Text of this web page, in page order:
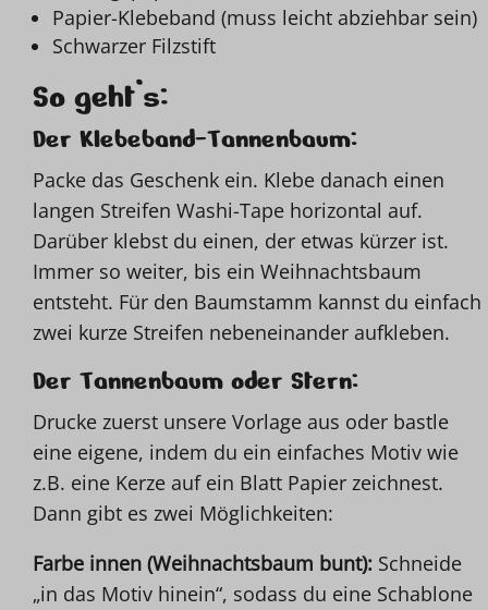
Papier-Klebeband (muss leicht abziehbar sein)
Schwarzer Filzstift
So geht’s:
Der Klebeband-Tannenbaum:
Packe das Geschenk ein. Klebe danach einen
langen Streifen Washi-Tape horizontal auf.
Darüber klebst du einen, der etwas kürzer ist.
Immer so weiter, bis ein Weihnachtsbaum
entsteht. Für den Baumstamm kannst du einfach
zwei kurze Streifen nebeneinander aufkleben.
Der Tannenbaum oder Stern:
Drucke zuerst unsere Vorlage aus oder bastle
eine eigene, indem du ein einfaches Motiv wie
z.B. eine Kerze auf ein Blatt Papier zeichnest.
Dann gibt es zwei Möglichkeiten:
Farbe innen (Weihnachtsbaum bunt): Schneide
„in das Motiv hinein“, sodass du eine Schablone